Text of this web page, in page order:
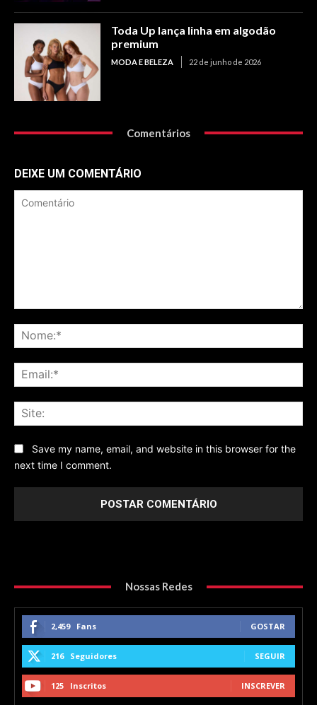
Toda Up lança linha em algodão
premium
MODA E BELEZA 22 de junho de 2026
Comentários
DEIXE UM COMENTÁRIO
Save my name, email, and website in this browser for the
next time I comment.
Nossas Redes
2,459 Fans GOSTAR
216 Seguidores SEGUIR
125 Inscritos INSCREVER